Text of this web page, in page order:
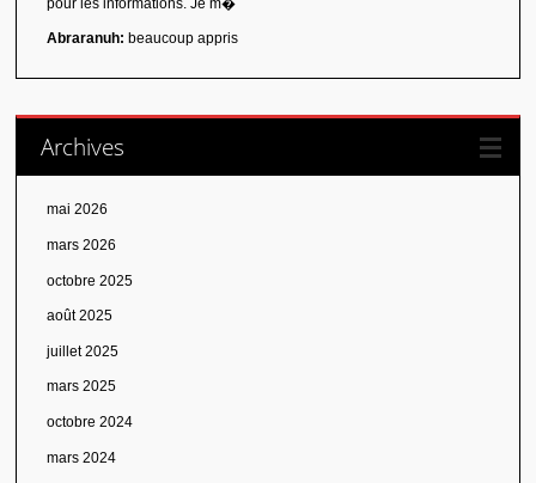
pour les informations. Je m�
Abraranuh: beaucoup appris
Archives
mai 2026
mars 2026
octobre 2025
août 2025
juillet 2025
mars 2025
octobre 2024
mars 2024